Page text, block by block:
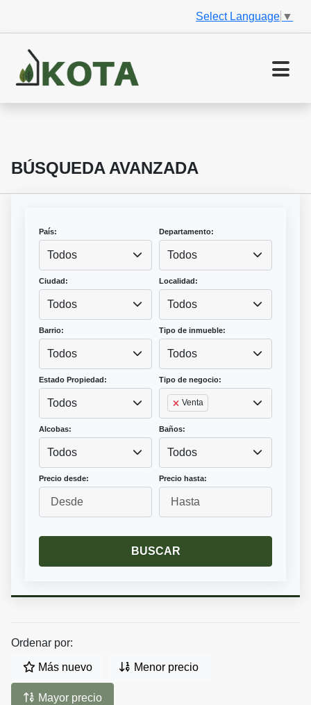
Select Language ▼
BÚSQUEDA AVANZADA
País:
Todos
Departamento:
Todos
Ciudad:
Todos
Localidad:
Todos
Barrio:
Todos
Tipo de inmueble:
Todos
Estado Propiedad:
Todos
Tipo de negocio:
Venta
Alcobas:
Todos
Baños:
Todos
Precio desde: Precio hasta:
BUSCAR
Ordenar por:
Más nuevo Menor precio
Mayor precio